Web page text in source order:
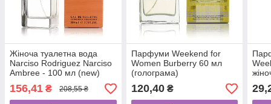
Жіноча туалетна вода
Narciso Rodriguez Narciso
Ambree - 100 мл (new)
156,41 ₴ 208,55 ₴
Парфуми Weekend for
Women Burberry 60 мл
(голограма)
120,40₴